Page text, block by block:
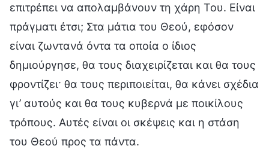
επιτρέπει να απολαμβάνουν τη χάρη Του. Είναι
πράγματι έτσι; Στα μάτια του Θεού, εφόσον
είναι ζωντανά όντα τα οποία ο ίδιος
δημιούργησε, θα τους διαχειρίζεται και θα τους
φροντίζει· θα τους περιποιείται, θα κάνει σχέδια
γι’ αυτούς και θα τους κυβερνά με ποικίλους
τρόπους. Αυτές είναι οι σκέψεις και η στάση
του Θεού προς τα πάντα.